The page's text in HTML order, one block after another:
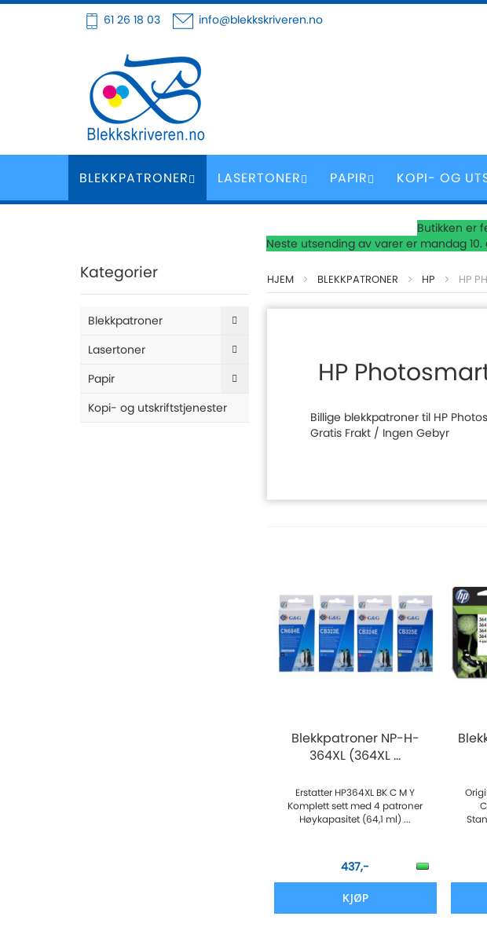
Hoppe
innhold
61 26 18 03 info@blekkskriveren.no
BLEKKPATRONER LASERTONER PAPIR KOPI- OG
Butikken er
Neste utsending av varer er mandag
HJEM BLEKKPATRONER HP HP
HP
Billige blekkpatroner til HP
Gratis Frakt / Ingen Gebyr
Blekkpatroner NP-H-
364XL (364XL ...
Erstatter HP364XL BK C M Y
Komplett sett med 4 patroner
Høykapasitet (64,1 ml) ...
437,-
KJØP
Kategorier
Blekkpatroner
Lasertoner
Papir
Kopi- og utskriftstjenester